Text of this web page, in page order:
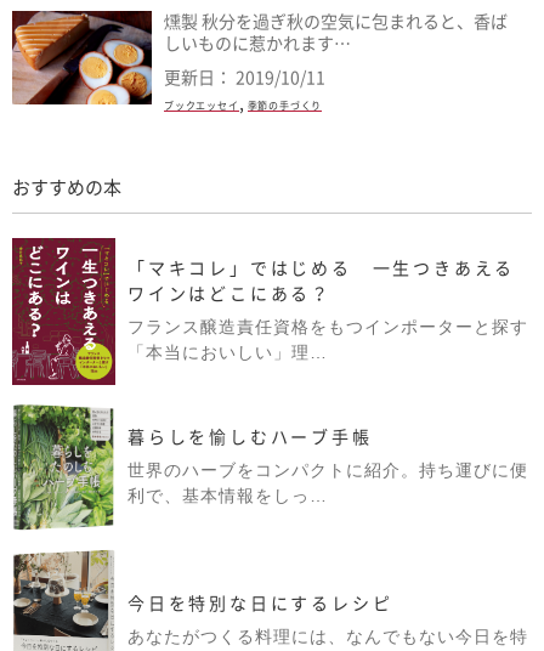
燻製 秋分を過ぎ秋の空気に包まれると、香ば
しいものに惹かれます…
更新日： 2019/10/11
ブックエッセイ 季節の手づくり
おすすめの本
「マキコレ」ではじめる 一生つきあえる
ワインはどこにある？
フランス醸造責任資格をもつインポーターと探す
「本当においしい」理…
暮らしを愉しむハーブ手帳
世界のハーブをコンパクトに紹介。持ち運びに便
利で、基本情報をしっ…
今日を特別な日にするレシピ
あなたがつくる料理には、なんでもない今日を特